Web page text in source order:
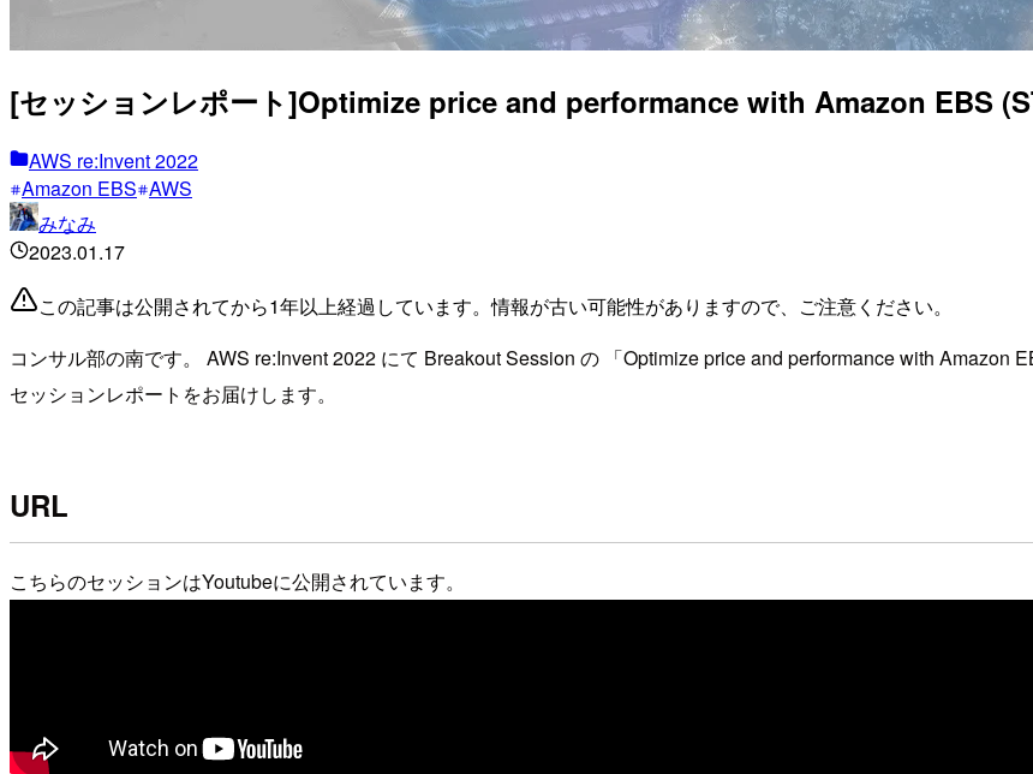
[セッションレポート]Optimize price and performance with Amazon EBS
AWS re:Invent 2022
Amazon EBS AWS
みなみ
2023.01.17
この記事は公開されてから1年以上経過しています。情報が古い可能性がありますので、ご注意ください。
コンサル部の南です。 AWS re:Invent 2022 にて Breakout Session の 「Optimize price and performance with Amazon
セッションレポートをお届けします。
URL
こちらのセッションはYoutubeに公開されています。